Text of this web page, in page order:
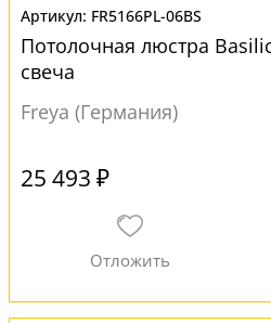
FR5166PL-06BS
Потолочная люстра
свеча
Freya (Германия)
25 493 ₽